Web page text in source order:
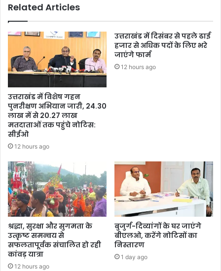
Related Articles
उत्तराखंड में विशेष गहन
पुनरीक्षण अभियान जारी, 24.30
लाख में से 20.27 लाख
मतदाताओं तक पहुंचे नोटिस:
सीईओ
12 hours ago
उत्तराखंड में दिसंबर से पहले ढाई
हजार से अधिक पदों के लिए भरे
जाएंगे फार्म
12 hours ago
श्रद्धा, सुरक्षा और सुगमता के
उत्कृष्ट समन्वय से
सफलतापूर्वक संचालित हो रही
कांवड़ यात्रा
12 hours ago
बुजुर्ग-दिव्यांगों के घर जाएंगे
बीएलओ, करेंगे नोटिसों का
निस्तारण
1 day ago